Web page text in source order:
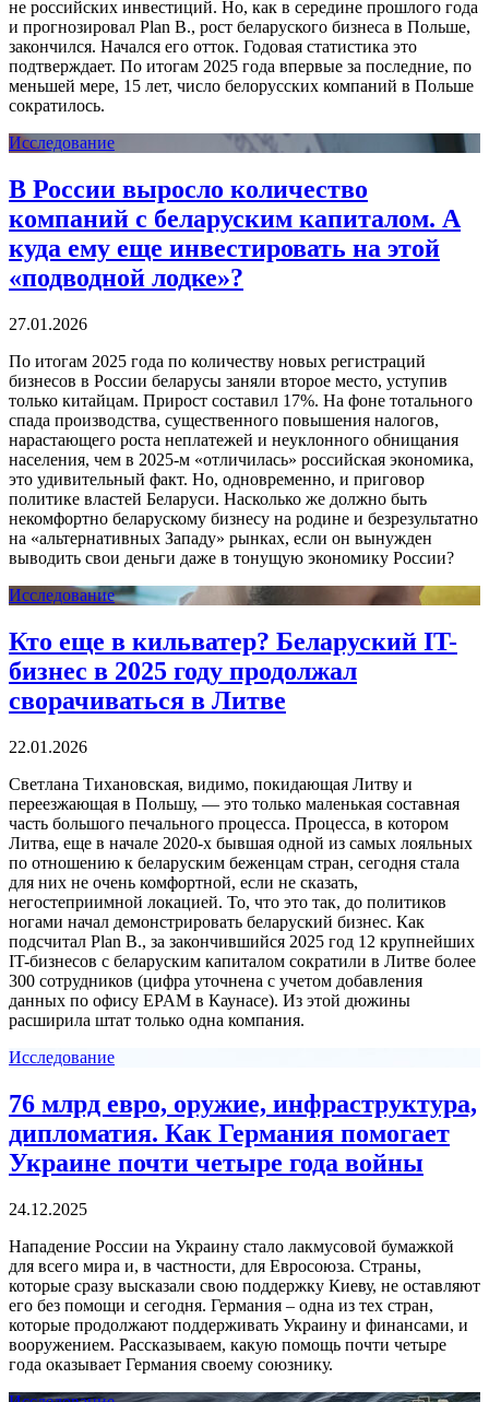
не российских инвестиций. Но, как в середине прошлого года
и прогнозировал Plan B., рост беларуского бизнеса в Польше,
закончился. Начался его отток. Годовая статистика это
подтверждает. По итогам 2025 года впервые за последние, по
меньшей мере, 15 лет, число белорусских компаний в Польше
сократилось.
Исследование
В России выросло количество
компаний с беларуским капиталом. А
куда ему еще инвестировать на этой
«подводной лодке»?
27.01.2026
По итогам 2025 года по количеству новых регистраций
бизнесов в России беларусы заняли второе место, уступив
только китайцам. Прирост составил 17%. На фоне тотального
спада производства, существенного повышения налогов,
нарастающего роста неплатежей и неуклонного обнищания
населения, чем в 2025-м «отличилась» российская экономика,
это удивительный факт. Но, одновременно, и приговор
политике властей Беларуси. Насколько же должно быть
некомфортно беларускому бизнесу на родине и безрезультатно
на «альтернативных Западу» рынках, если он вынужден
выводить свои деньги даже в тонущую экономику России?
Исследование
Кто еще в кильватер? Беларуский IT-
бизнес в 2025 году продолжал
сворачиваться в Литве
22.01.2026
Светлана Тихановская, видимо, покидающая Литву и
переезжающая в Польшу, — это только маленькая составная
часть большого печального процесса. Процесса, в котором
Литва, еще в начале 2020-х бывшая одной из самых лояльных
по отношению к беларуским беженцам стран, сегодня стала
для них не очень комфортной, если не сказать,
негостеприимной локацией. То, что это так, до политиков
ногами начал демонстрировать беларуский бизнес. Как
подсчитал Plan B., за закончившийся 2025 год 12 крупнейших
IT-бизнесов с беларуским капиталом сократили в Литве более
300 сотрудников (цифра уточнена с учетом добавления
данных по офису EPAM в Каунасе). Из этой дюжины
расширила штат только одна компания.
Исследование
76 млрд евро, оружие, инфраструктура,
дипломатия. Как Германия помогает
Украине почти четыре года войны
24.12.2025
Нападение России на Украину стало лакмусовой бумажкой
для всего мира и, в частности, для Евросоюза. Страны,
которые сразу высказали свою поддержку Киеву, не оставляют
его без помощи и сегодня. Германия – одна из тех стран,
которые продолжают поддерживать Украину и финансами, и
вооружением. Рассказываем, какую помощь почти четыре
года оказывает Германия своему союзнику.